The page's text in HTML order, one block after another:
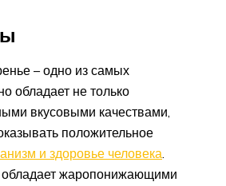
– одно из самых
обладает не только
вкусовыми качествами,
положительное
и здоровье человека.
жаропонижающими